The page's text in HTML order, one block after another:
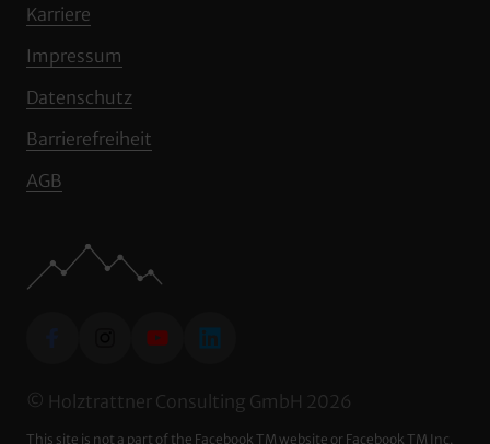
Karriere
Impressum
Datenschutz
Barrierefreiheit
AGB
© Holztrattner Consulting GmbH 2026
This site is not a part of the Facebook TM website or Facebook TM Inc.